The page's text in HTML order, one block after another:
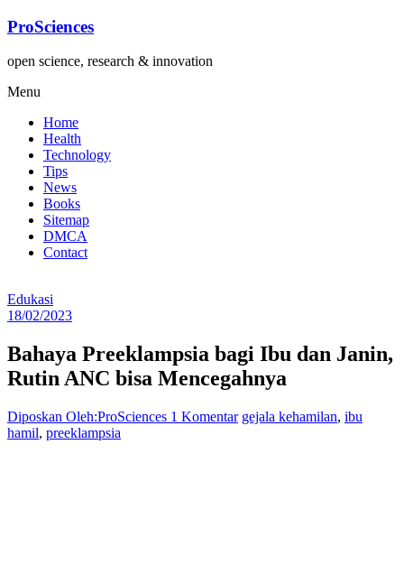
Lompat
konten
ProSciences
open science, research & innovation
Menu
Home
Health
Technology
Tips
News
Books
Sitemap
DMCA
Contact
Edukasi
18/02/2023
Bahaya Preeklampsia bagi Ibu dan Janin,
Rutin ANC bisa Mencegahnya
Diposkan Oleh:ProSciences 1 Komentar gejala kehamilan, ibu
hamil, preeklampsia